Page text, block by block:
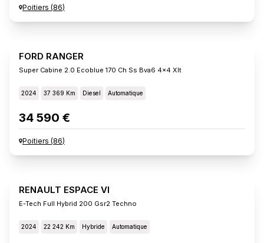
Poitiers (86)
FORD RANGER
Super Cabine 2.0 Ecoblue 170 Ch Ss Bva6 4x4 Xlt
2024 37 369 Km Diesel Automatique
34 590 €
Poitiers (86)
RENAULT ESPACE VI
E-Tech Full Hybrid 200 Gsr2 Techno
2024 22 242 Km Hybride Automatique